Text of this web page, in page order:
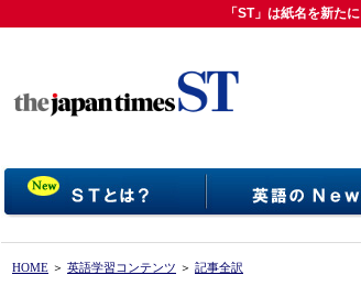
「ST」は紙名を新た
「ST」は紙名を新た
HOME ＞ 英語学習コンテンツ ＞ 記事全訳